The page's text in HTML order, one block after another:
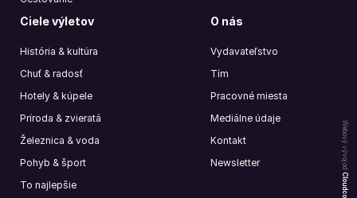
Webový vývoj od
Ciele výletov
História & kultúra
Chuť & radosť
Hotely & kúpele
Príroda & zvieratá
Železnica & voda
Pohyb & šport
To najlepšie
O nás
Vydavateľstvo
Tím
Pracovné miesta
Mediálne údaje
Kontakt
Newsletter